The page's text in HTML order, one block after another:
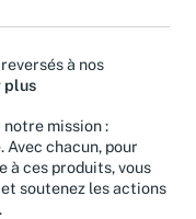
à nos
plus
mission :
chacun, pour
à ces produits, vous
soutenez les actions